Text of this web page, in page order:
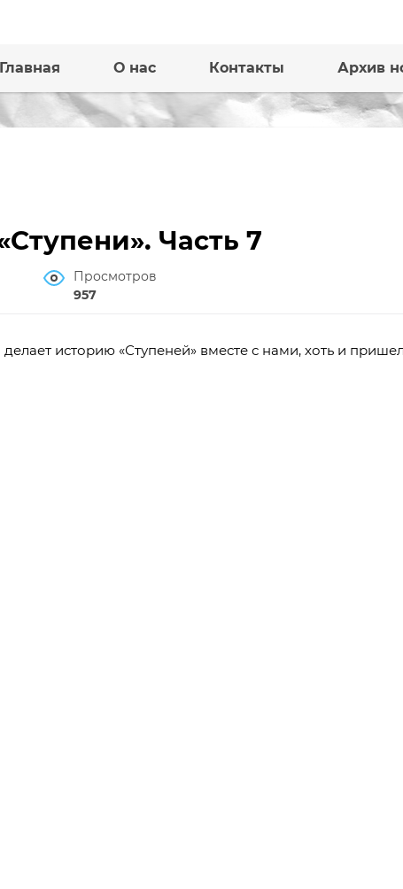
Главная О нас Контакты Архив
Часть 7
Просмотров
957
историю «Ступеней» вместе с нами, хоть и